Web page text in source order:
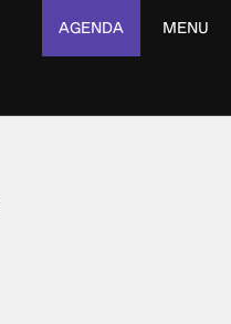
AGENDA MENU